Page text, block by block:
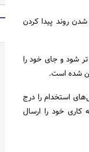
جستجوروند پیدا کردن
شود و جای خود را
شده است.
استخدام را درج
کاری خود را ارسال